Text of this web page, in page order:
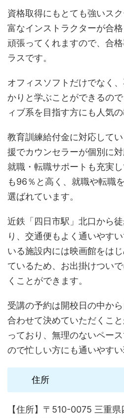
資格取得にもとても強いス
富なインストラクターが合
頑張ってくれますので、合
ラスです。
オフィスソフトだけでなく
かりと学ぶことができるの
ィブ系を目指す方にも人気の
教育訓練給付金に対応して
援でカウンセラーが個別に対
就職・転職サポートも充実
も96％と高く、就職や転職
選ばれています。
近鉄「四日市駅」北口から
り、交通便もよく通いやす
いる施設内には映画館をは
ているため、お出掛けつい
くことができます。
受講の予約は開校日の中か
合わせて決めていただくこ
っており、無理のないペー
ので忙しい方にも通いやすい
住所
【住所】〒510-0075 三重